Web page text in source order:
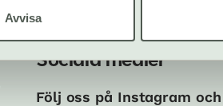
Avvisa
Sociala medier
Följ oss på Instagram och